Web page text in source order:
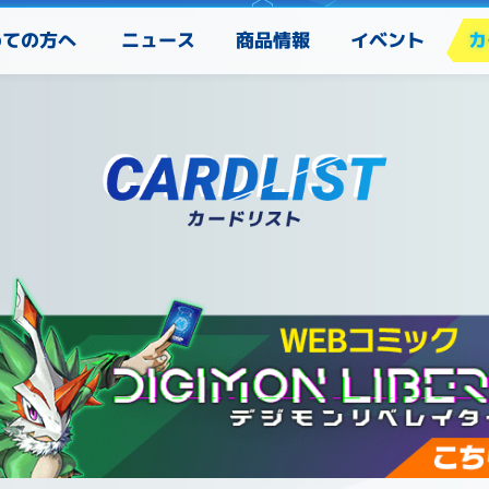
の方へ ニュース 商品情報 イベント